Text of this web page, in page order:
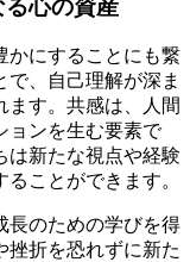
心の資産
かにすることにも繋
、自己理解が深ま
ます。共感は、人間
ョンを生む要素で
は新たな視点や経験
ことができます。
長のための学びを得
挫折を恐れずに新た